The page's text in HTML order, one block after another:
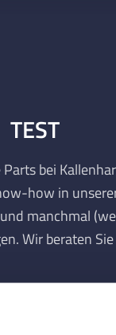
TEST
bei
how in
manchmal
Wir beraten